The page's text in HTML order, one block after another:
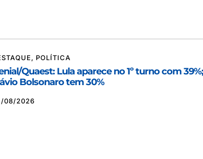
, POLÍTICA
Quaest: Lula aparece no 1º turno com 39%;
Bolsonaro tem 30%
08/2026